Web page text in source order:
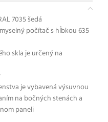
7035 šedá
počítač s hĺbkou 635
skla je určený na
je vybavená výsuvnou
na bočných stenách a
paneli